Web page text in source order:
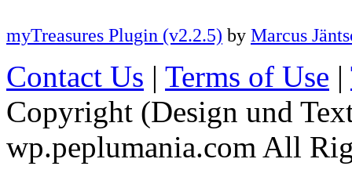
myTreasures Plugin (v2.2.5) by Marcus
Contact Us | Terms of Use |
Copyright (Design und
wp.peplumania.com All